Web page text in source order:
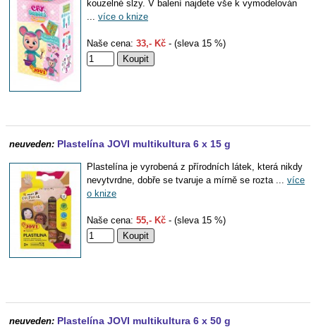
kouzelné slzy. V balení najdete vše k vymodelován
... více o knize
Naše cena: 33,- Kč - (sleva 15 %)
neuveden: Plastelína JOVI multikultura 6 x 15 g
Plastelína je vyrobená z přírodních látek, která nikdy
nevytvrdne, dobře se tvaruje a mírně se rozta ... více
o knize
Naše cena: 55,- Kč - (sleva 15 %)
neuveden: Plastelína JOVI multikultura 6 x 50 g